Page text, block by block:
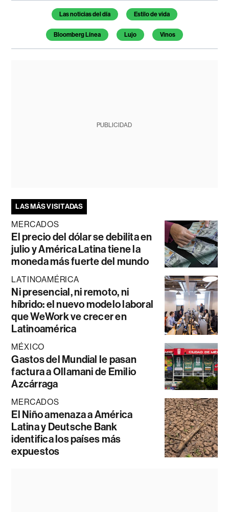
Temas de este artículo
Las noticias del día Estilo de vida
Bloomberg Línea Lujo Vinos
PUBLICIDAD
LAS MÁS VISITADAS
MERCADOS
El precio del dólar se debilita en
julio y América Latina tiene la
moneda más fuerte del mundo
LATINOAMÉRICA
Ni presencial, ni remoto, ni
híbrido: el nuevo modelo laboral
que WeWork ve crecer en
Latinoamérica
MÉXICO
Gastos del Mundial le pasan
factura a Ollamani de Emilio
Azcárraga
MERCADOS
El Niño amenaza a América
Latina y Deutsche Bank
identifica los países más
expuestos